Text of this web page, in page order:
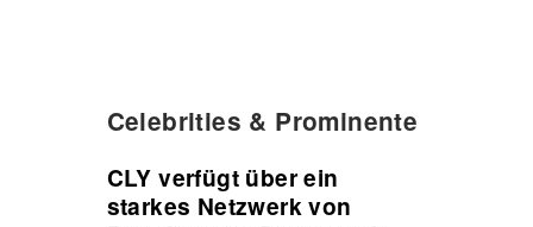
Celebrities & Prominente
CLY verfügt über ein
starkes Netzwerk von